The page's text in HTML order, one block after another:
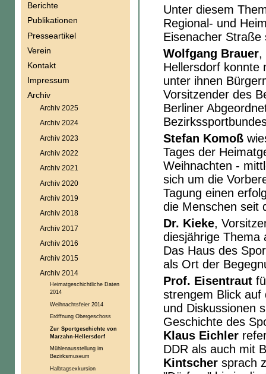
Unter diesem
Regional- und
Eisenacher Straße
Wolfgang Brauer,
Hellersdorf konnte
unter ihnen
Vorsitzender des
Berliner
Stefan Komoß
Tages der
Weihnachten -
sich um die
Tagung einen
die Menschen seit
Dr. Kieke,
diesjährige Thema
Das Haus des
als Ort der
Prof. Eisentraut
strengem Blick auf
und Diskussionen
Geschichte des
Klaus Eichler
DDR als auch mit
Kintscher sprach
Berichte
Publikationen
Presseartikel
Verein
Kontakt
Impressum
Archiv
Archiv 2025
Archiv 2024
Archiv 2023
Archiv 2022
Archiv 2021
Archiv 2020
Archiv 2019
Archiv 2018
Archiv 2017
Archiv 2016
Archiv 2015
Archiv 2014
Heimatgeschichtliche Daten
2014
Weihnachtsfeier 2014
Eröffnung Obergeschoss
Zur Sportgeschichte von
Marzahn-Hellersdorf
Mühlenausstellung im
Bezirksmuseum
Halbtagsexkursion